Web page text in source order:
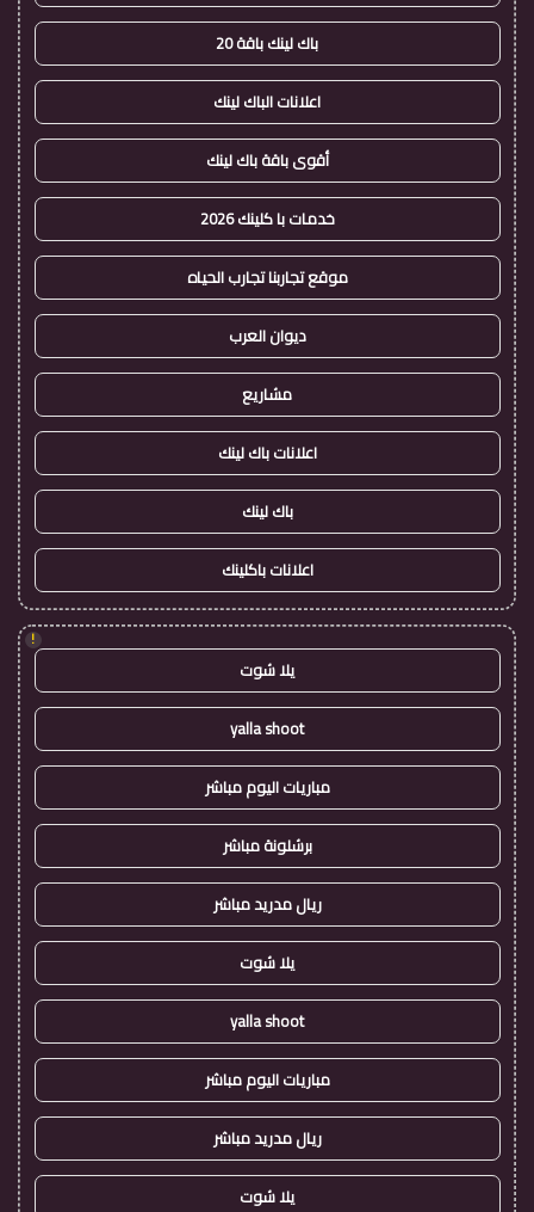
باك لينك باقة 20
اعلانات الباك لينك
أقوى باقة باك لينك
خدمات با كلينك 2026
موقع تجاربنا تجارب الحياه
ديوان العرب
مشاريع
اعلانات باك لينك
باك لينك
اعلانات باكلينك
!
يلا شوت
yalla shoot
مباريات اليوم مباشر
برشلونة مباشر
ريال مدريد مباشر
يلا شوت
yalla shoot
مباريات اليوم مباشر
ريال مدريد مباشر
يلا شوت